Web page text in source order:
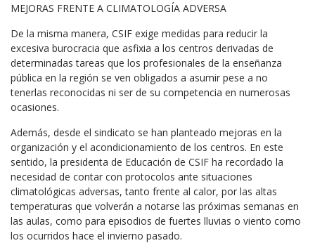
MEJORAS FRENTE A CLIMATOLOGÍA ADVERSA
De la misma manera, CSIF exige medidas para reducir la
excesiva burocracia que asfixia a los centros derivadas de
determinadas tareas que los profesionales de la enseñanza
pública en la región se ven obligados a asumir pese a no
tenerlas reconocidas ni ser de su competencia en numerosas
ocasiones.
Además, desde el sindicato se han planteado mejoras en la
organización y el acondicionamiento de los centros. En este
sentido, la presidenta de Educación de CSIF ha recordado la
necesidad de contar con protocolos ante situaciones
climatológicas adversas, tanto frente al calor, por las altas
temperaturas que volverán a notarse las próximas semanas en
las aulas, como para episodios de fuertes lluvias o viento como
los ocurridos hace el invierno pasado.